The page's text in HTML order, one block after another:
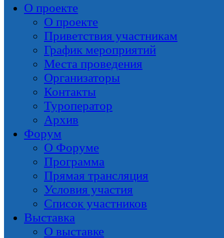
О проекте
О проекте
Приветствия участникам
График мероприятий
Места проведения
Организаторы
Контакты
Туроператор
Архив
Форум
О Форуме
Программа
Прямая трансляция
Условия участия
Список участников
Выставка
О выставке